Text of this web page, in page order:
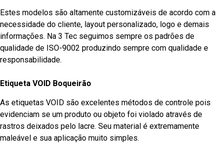
Estes modelos são altamente customizáveis de acordo com a
necessidade do cliente, layout personalizado, logo e demais
informações. Na 3 Tec seguimos sempre os padrões de
qualidade de ISO-9002 produzindo sempre com qualidade e
responsabilidade.
Etiqueta VOID Boqueirão
As etiquetas VOID são excelentes métodos de controle pois
evidenciam se um produto ou objeto foi violado através de
rastros deixados pelo lacre. Seu material é extremamente
maleável e sua aplicação muito simples.